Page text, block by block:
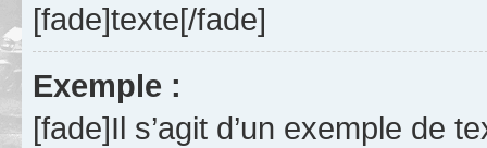
[fade]texte[/fade]
Exemple :
[fade]Il s’agit d’un exemple de